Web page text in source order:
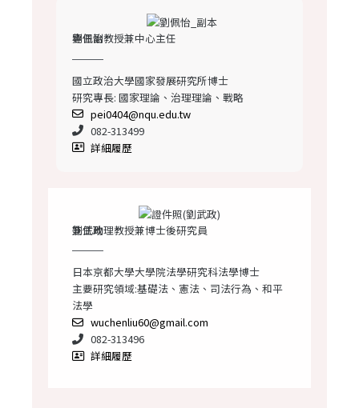
劉佩怡
專任副教授兼中心主任
國立政治大學國家發展研究所博士
研究專長: 國家理論、治理理論、戰略
pei0404@nqu.edu.tw
082-313499
詳細履歷
劉武政
兼任助理教授兼博士後研究員
日本京都大學大學院法學研究科法學博士
主要研究領域:基礎法、憲法、司法行為、和平
法學
wuchenliu60@gmail.com
082-313496
詳細履歷